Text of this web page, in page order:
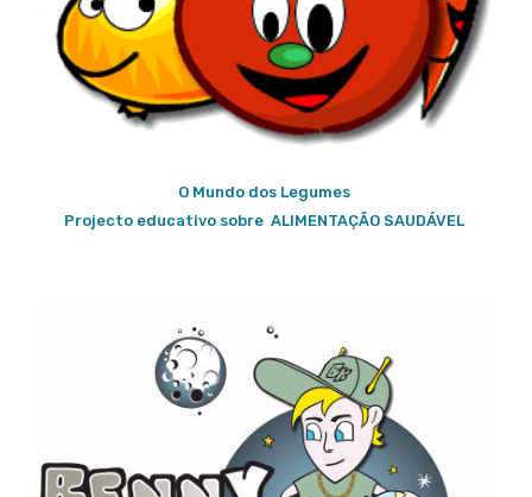
O Mundo dos Legumes
Projecto educativo sobre ALIMENTAÇÃO SAUDÁVEL